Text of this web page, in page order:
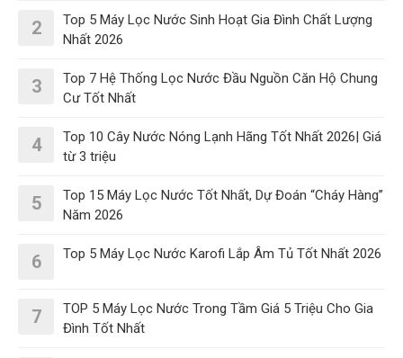
2
Top 5 Máy Lọc Nước Sinh Hoạt Gia Đình Chất Lượng
Nhất 2026
3
Top 7 Hệ Thống Lọc Nước Đầu Nguồn Căn Hộ Chung
Cư Tốt Nhất
4
Top 10 Cây Nước Nóng Lạnh Hãng Tốt Nhất 2026| Giá
từ 3 triệu
5
Top 15 Máy Lọc Nước Tốt Nhất, Dự Đoán “Cháy Hàng”
Năm 2026
6 Top 5 Máy Lọc Nước Karofi Lắp Âm Tủ Tốt Nhất 2026
7
TOP 5 Máy Lọc Nước Trong Tầm Giá 5 Triệu Cho Gia
Đình Tốt Nhất